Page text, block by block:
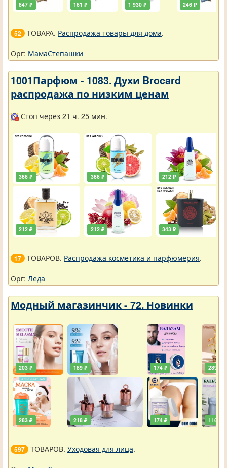
847 ₽ 161 ₽ 1 930 ₽ 246 ₽
52 ТОВАРА. Распродажа товары для дома.
Орг: МамаСтепашки
1001Парфюм - 1083. Духи Brocard
распродажа по низким ценам
Стоп через 21 ч. 25 мин.
366 ₽
212 ₽
366 ₽
212 ₽
212 ₽
343 ₽
17 ТОВАРОВ. Распродажа косметика и парфюмерия.
Орг: Леда
Модный магазинчик - 72. Новинки
203 ₽
283 ₽
189 ₽
218 ₽
174 ₽
174 ₽
289 ₽
116 ₽
597 ТОВАРОВ. Уходовая для лица.